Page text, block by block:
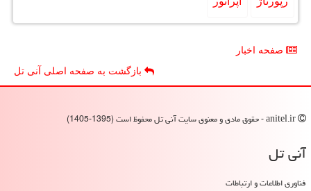
صفحه اخبار
بازگشت به صفحه اصلی آنی تل
آنی تل
فناوری اطلاعات و ارتباطات